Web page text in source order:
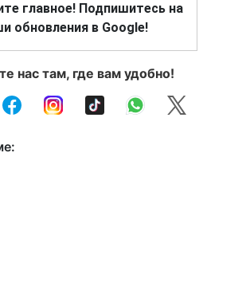
главное! Подпишитесь на
обновления в Google!
нас там, где вам удобно!